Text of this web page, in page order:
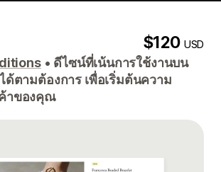
$120USD
• ดีไซน์ที่เน้นการใช้งานบน
ด้ตามต้องการ เพื่อเริ่มต้นความ
าของคุณ